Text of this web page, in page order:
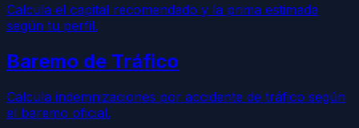
Calcula el capital recomendado y la prima estimada
según tu perfil.
Baremo de Tráfico
Calcula indemnizaciones por accidente de tráfico según
el baremo oficial.